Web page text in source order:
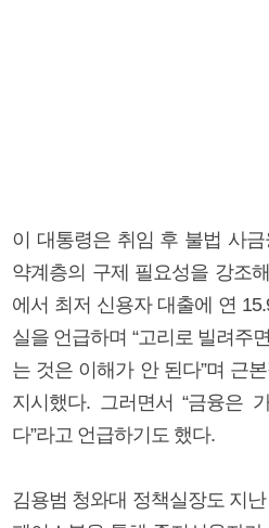
이 대통령은 취임 후 불법 사
약계층의 구제 필요성을 강조
에서 최저 신용자 대출에 연
실을 언급하며 “고리로 빌려주
는 것은 이해가 안 된다”며 근
지시했다. 그러면서 “금융은
다”라고 언급하기도 했다.
김용범 청와대 정책실장도 지